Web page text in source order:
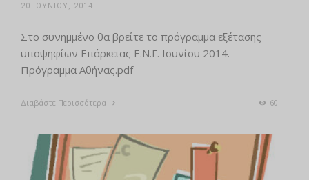
20 ΙΟΥΝΊΟΥ, 2014
Στο συνημμένο θα βρείτε το πρόγραμμα εξέτασης
υποψηφίων Επάρκειας Ε.Ν.Γ. Ιουνίου 2014.
Πρόγραμμα Αθήνας.pdf
Διαβάστε Περισσότερα 60